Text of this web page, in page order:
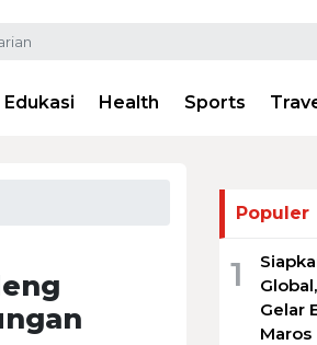
Edukasi Health Sports
Populer
1
Gelar
Maros